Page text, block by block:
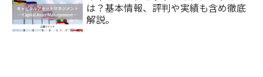
は？基本情報、評判や実績も含め徹底
解説。